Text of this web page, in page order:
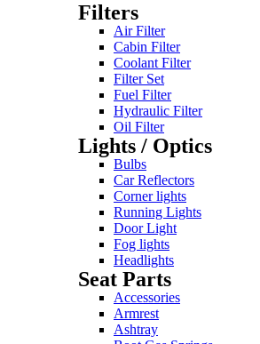
Filters
Air Filter
Cabin Filter
Coolant Filter
Filter Set
Fuel Filter
Hydraulic Filter
Oil Filter
Lights / Optics
Bulbs
Car Reflectors
Corner lights
Running Lights
Door Light
Fog lights
Headlights
Seat Parts
Accessories
Armrest
Ashtray